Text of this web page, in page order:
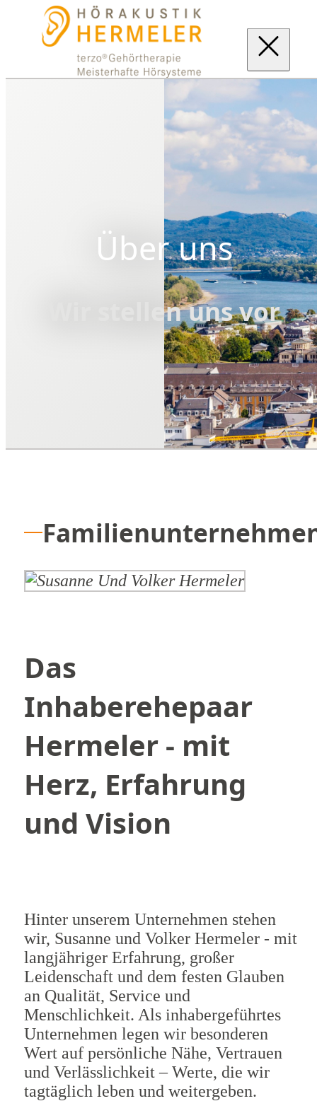
Über uns
Wir stellen uns vor
Das
Inhaberehepaar
Hermeler - mit
Herz, Erfahrung
und Vision
Hinter unserem Unternehmen stehen
wir, Susanne und Volker Hermeler - mit
langjähriger Erfahrung, großer
Leidenschaft und dem festen Glauben
an Qualität, Service und
Menschlichkeit. Als inhabergeführtes
Unternehmen legen wir besonderen
Wert auf persönliche Nähe, Vertrauen
und Verlässlichkeit – Werte, die wir
tagtäglich leben und weitergeben.